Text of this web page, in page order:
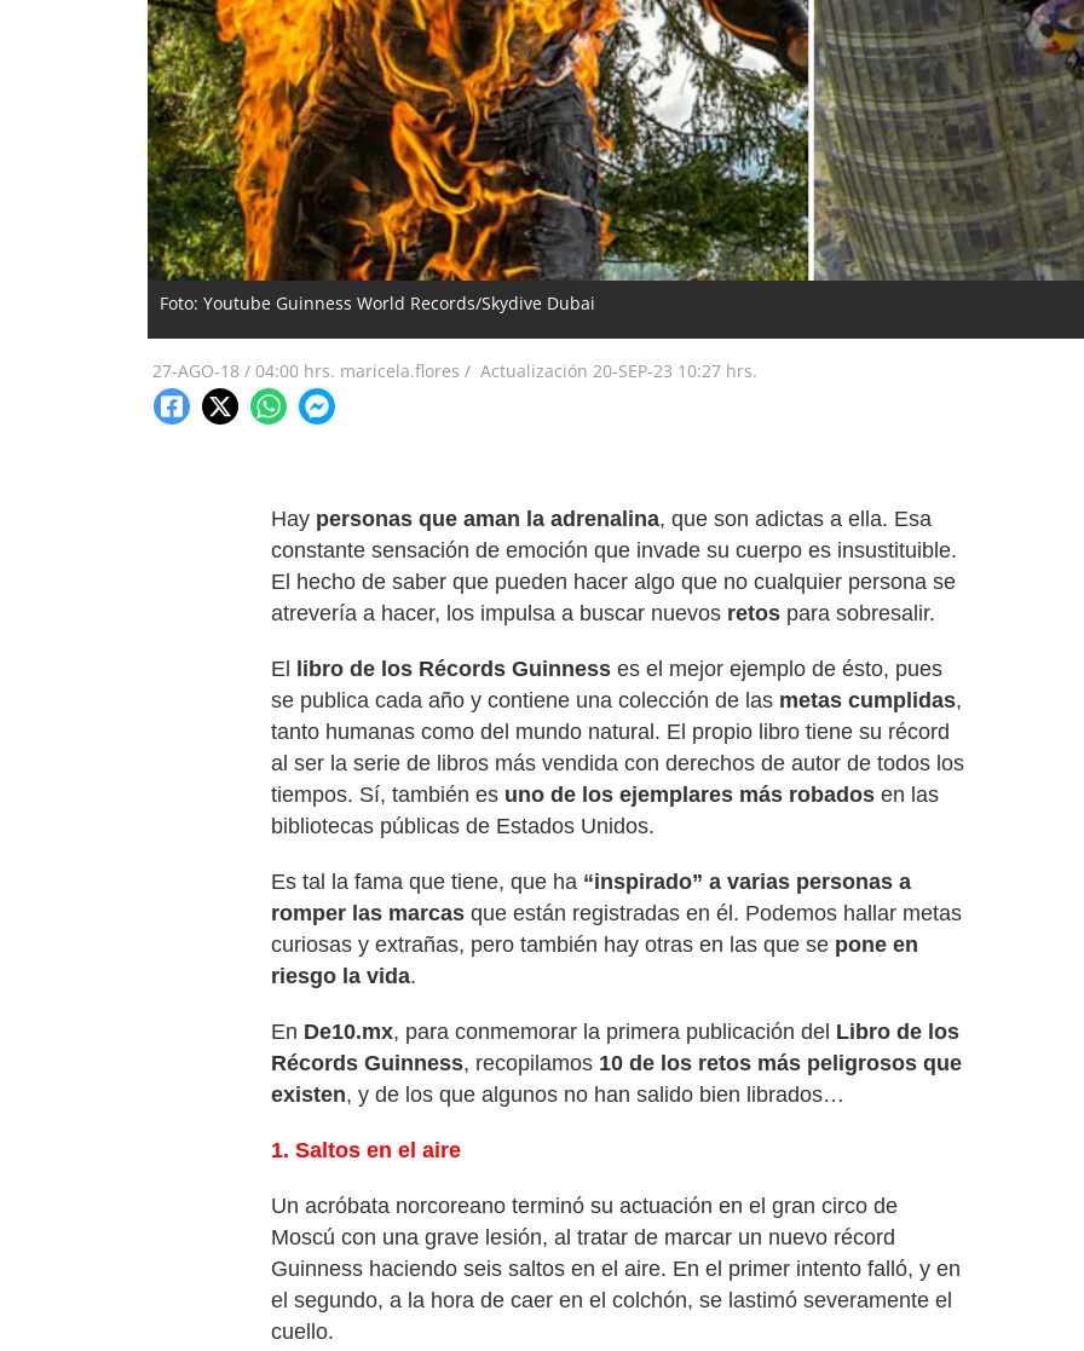
Foto: Youtube Guinness World Records/Skydive Dubai
27-AGO-18 / 04:00 hrs. maricela.flores / Actualización 20-SEP-23 10:27 hrs.
Hay personas que aman la adrenalina, que son adictas a ella. Esa
constante sensación de emoción que invade su cuerpo es insustituible.
El hecho de saber que pueden hacer algo que no cualquier persona se
atrevería a hacer, los impulsa a buscar nuevos retos para sobresalir.
El libro de los Récords Guinness es el mejor ejemplo de ésto, pues
se publica cada año y contiene una colección de las metas cumplidas,
tanto humanas como del mundo natural. El propio libro tiene su récord
al ser la serie de libros más vendida con derechos de autor de todos los
tiempos. Sí, también es uno de los ejemplares más robados en las
bibliotecas públicas de Estados Unidos.
Es tal la fama que tiene, que ha “inspirado” a varias personas a
romper las marcas que están registradas en él. Podemos hallar metas
curiosas y extrañas, pero también hay otras en las que se pone en
riesgo la vida.
En De10.mx, para conmemorar la primera publicación del Libro de los
Récords Guinness, recopilamos 10 de los retos más peligrosos que
existen, y de los que algunos no han salido bien librados…
1. Saltos en el aire
Un acróbata norcoreano terminó su actuación en el gran circo de
Moscú con una grave lesión, al tratar de marcar un nuevo récord
Guinness haciendo seis saltos en el aire. En el primer intento falló, y en
el segundo, a la hora de caer en el colchón, se lastimó severamente el
cuello.